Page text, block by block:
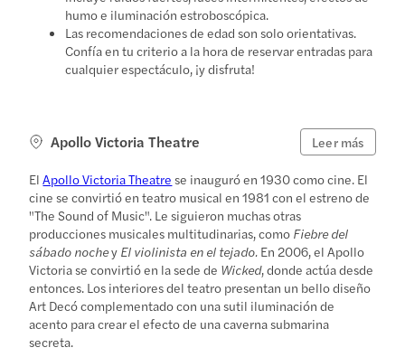
humo e iluminación estroboscópica.
Las recomendaciones de edad son solo orientativas.
Confía en tu criterio a la hora de reservar entradas para
cualquier espectáculo, ¡y disfruta!
Apollo Victoria Theatre Leer más
ElApollo Victoria Theatre se inauguró en 1930 como cine. El
cine se convirtió en teatro musical en 1981 con el estreno de
"The Sound of Music". Le siguieron muchas otras
producciones musicales multitudinarias, como Fiebre del
sábado nochey El violinista en el tejado. En 2006, el Apollo
Victoria se convirtió en la sede de Wicked, donde actúa desde
entonces. Los interiores del teatro presentan un bello diseño
Art Decó complementado con una sutil iluminación de
acento para crear el efecto de una caverna submarina
secreta.